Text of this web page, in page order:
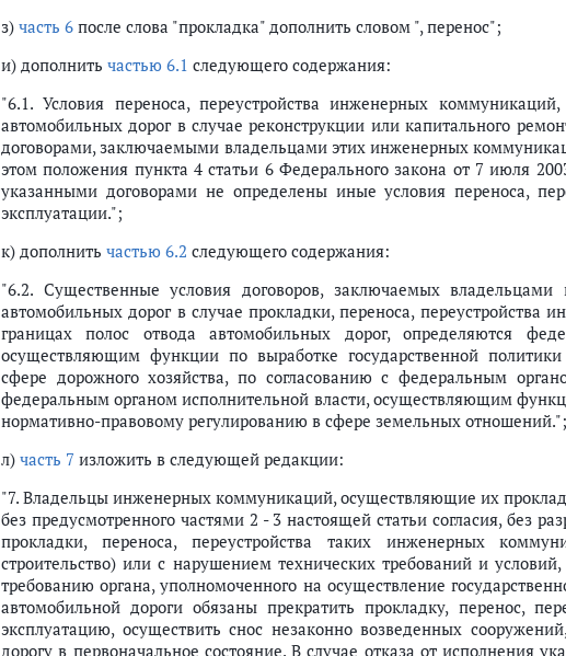
з) часть 6 после слова "прокладка" дополнить словом ", перенос";
и) дополнить частью 6.1 следующего содержания:
"6.1. Условия переноса, переустройства инженерных
автомобильных дорог в случае реконструкции или капитального
договорами, заключаемыми владельцами этих инженерных
этом положения пункта 4 статьи 6 Федерального закона от 7 июля
указанными договорами не определены иные условия переноса,
эксплуатации.";
к) дополнить частью 6.2 следующего содержания:
"6.2. Существенные условия договоров, заключаемых
автомобильных дорог в случае прокладки, переноса,
границах полос отвода автомобильных дорог, определяются
осуществляющим функции по выработке государственной
сфере дорожного хозяйства, по согласованию с федеральным
федеральным органом исполнительной власти, осуществляющим
нормативно-правовому регулированию в сфере земельных отношений.";
л) часть 7 изложить в следующей редакции:
"7. Владельцы инженерных коммуникаций, осуществляющие их
без предусмотренного частями 2 - 3 настоящей статьи согласия, без
прокладки, переноса, переустройства таких инженерных
строительство) или с нарушением технических требований и
требованию органа, уполномоченного на осуществление
автомобильной дороги обязаны прекратить прокладку, перенос,
эксплуатацию, осуществить снос незаконно возведенных
дорогу в первоначальное состояние. В случае отказа от исполнения